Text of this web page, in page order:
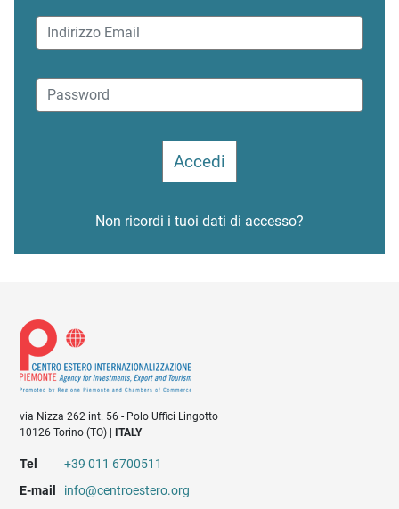
Non ricordi i tuoi dati di accesso?
via Nizza 262 int. 56 - Polo Uffici Lingotto
10126 Torino (TO) |
ITALY
Tel
+39 011 6700511
E-mail
info@centroestero.org